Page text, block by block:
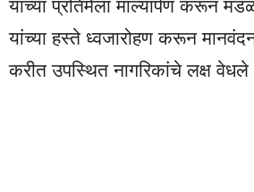
यांच्या प्रतिमेला माल्यार्पण करून
यांच्या हस्ते ध्वजारोहण करून
करीत उपस्थित नागरिकांचे लक्ष वेधले